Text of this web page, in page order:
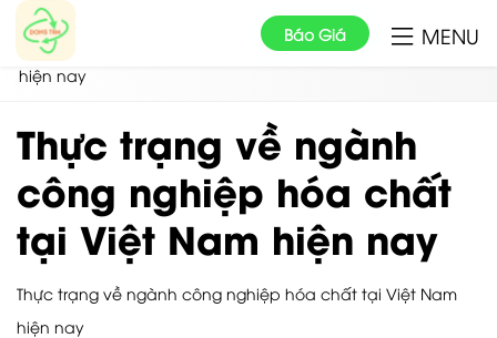
Báo Giá MENU
Tin tức & sự kiện
Thực trạng về ngành công nghiệp hóa chất tại Việt Nam
hiện nay
Thực trạng về ngành
công nghiệp hóa chất
tại Việt Nam hiện nay
Thực trạng về ngành công nghiệp hóa chất tại Việt Nam
hiện nay